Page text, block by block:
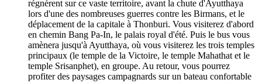
régnèrent sur ce vaste territoire, avant la chute d'Ayutthaya
lors d'une des nombreuses guerres contre les Birmans, et le
déplacement de la capitale à Thonburi. Vous visiterez d'abord
en chemin Bang Pa-In, le palais royal d'été. Puis le bus vous
amènera jusqu'à Ayutthaya, où vous visiterez les trois temples
principaux (le temple de la Victoire, le temple Mahathat et le
temple Srisanphet), en groupe. Au retour, vous pourrez
profiter des paysages campagnards sur un bateau confortable